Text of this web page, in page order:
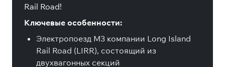
Rail Road!
Ключевые особенности:
Электропоезд M3 компании Long Island
Rail Road (LIRR), состоящий из
двухвагонных секций